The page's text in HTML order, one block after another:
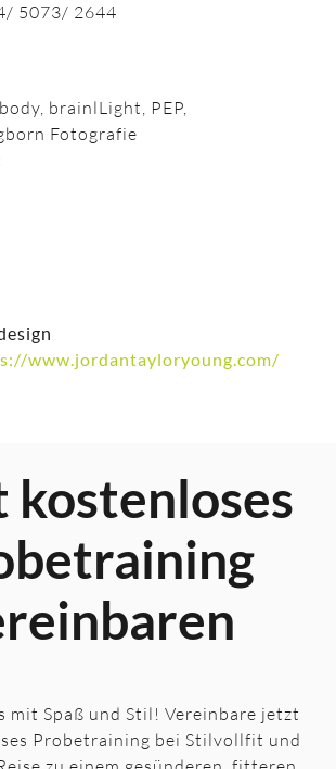
5073/ 2644
brainlLight, PEP,
Fotografie
www.jordantayloryoung.com/
kostenloses
mit Spaß und Stil! Vereinbare jetzt
Probetraining bei Stilvollfit und